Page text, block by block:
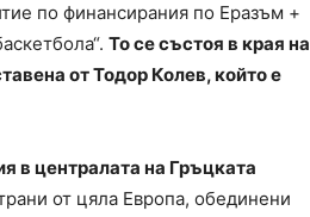
по финансирания по Еразъм +
То се състоя в края на
от Тодор Колев, който е
в централата на Гръцката
от цяла Европа, обединени